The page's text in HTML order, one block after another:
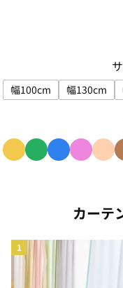
幅100cm
サイズで絞り込み:
幅130cm
サイズ
カーテ
1